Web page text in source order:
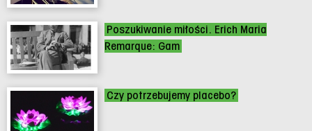
Poszukiwanie miłości. Erich Maria
Remarque: Gam
Czy potrzebujemy placebo?